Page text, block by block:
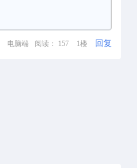
电脑端 阅读： 157 1楼 回复